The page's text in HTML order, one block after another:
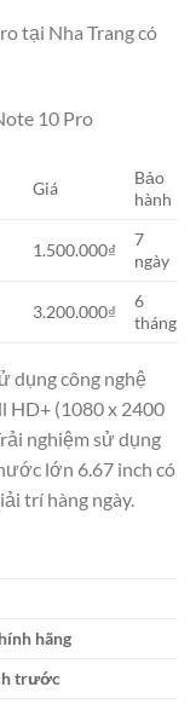
tại Nha Trang có
10 Pro
Giá
Bảo
hành
1.500.000₫
7
ngày
3.200.000₫
6
tháng
dụng công nghệ
HD+ (1080 x 2400
nghiệm sử dụng
lớn 6.67 inch có
trí hàng ngày.
hãng
trước